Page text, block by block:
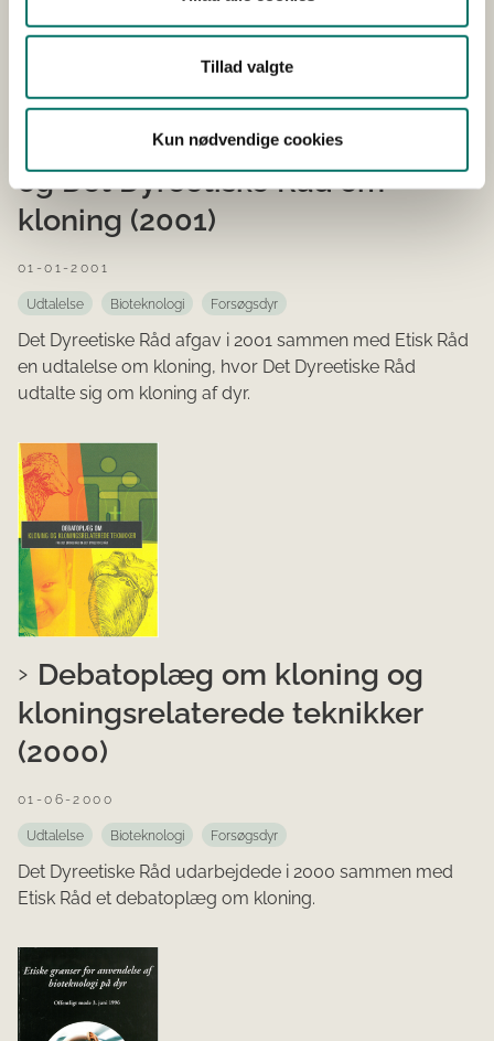
Tillad valgte
Kun nødvendige cookies
Udtalelser fra Det Etiske Råd
og Det Dyreetiske Råd om
kloning (2001)
01-01-2001
Udtalelse Bioteknologi Forsøgsdyr
Det Dyreetiske Råd afgav i 2001 sammen med Etisk Råd
en udtalelse om kloning, hvor Det Dyreetiske Råd
udtalte sig om kloning af dyr.
Debatoplæg om kloning og
kloningsrelaterede teknikker
(2000)
01-06-2000
Udtalelse Bioteknologi Forsøgsdyr
Det Dyreetiske Råd udarbejdede i 2000 sammen med
Etisk Råd et debatoplæg om kloning.